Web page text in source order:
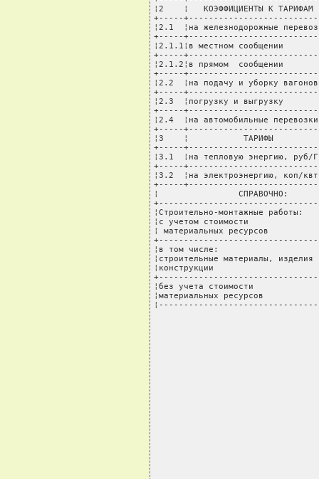
¦2    ¦   КОЭФФИЦИЕНТЫ К
+-----
¦2.1  ¦на железнодорожные
+-----
¦2.1.1¦в местном сообщении
+-----
¦2.1.2¦в прямом  сообщении
+-----
¦2.2  ¦на подачу и уборку
+-----
¦2.3  ¦погрузку и выгрузку
+-----
¦2.4  ¦на автомобильные
+-----
¦3    ¦           ТАРИФЫ
+-----
¦3.1  ¦на тепловую энергию, руб/
+-----
¦3.2  ¦на электроэнергию, коп/
+-----
¦                СПРАВОЧНО:
¦Строительно-монтажные
¦с учетом стоимости
¦ материальных ресурсов
¦в том числе:
¦строительные материалы,
¦конструкции
¦без учета стоимости
¦материальных ресурсов